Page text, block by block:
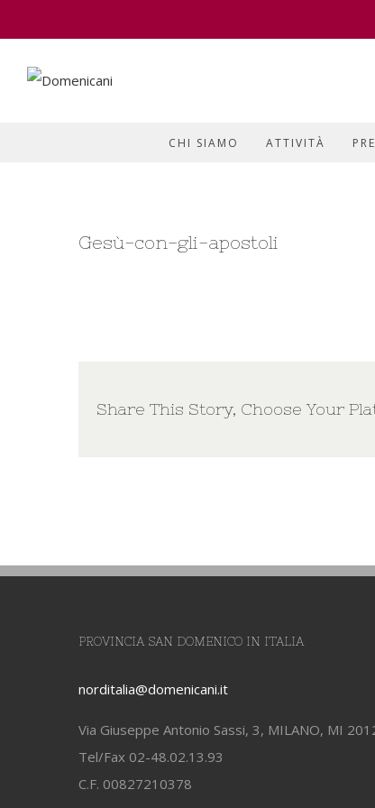
CHI SIAMO ATTIVITÀ
Gesù-con-gli-apostoli
Share This Story, Choose Your
PROVINCIA SAN DOMENICO IN ITALIA
norditalia@domenicani.it
Via Giuseppe Antonio Sassi, 3, MILANO, MI
Tel/Fax 02-48.02.13.93
C.F. 00827210378